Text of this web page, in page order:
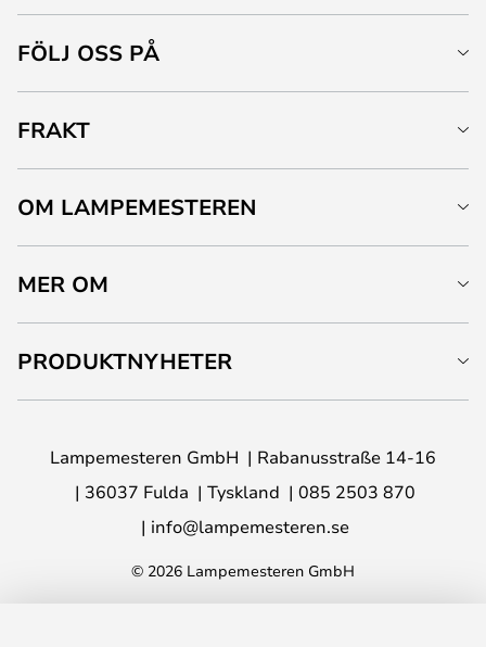
FÖLJ OSS PÅ
FRAKT
OM LAMPEMESTEREN
MER OM
PRODUKTNYHETER
Lampemesteren GmbH
Rabanusstraße 14-16
36037 Fulda
Tyskland
085 2503 870
info@lampemesteren.se
© 2026 Lampemesteren GmbH